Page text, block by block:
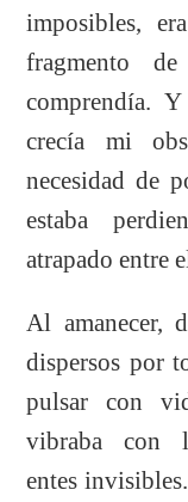
imposibles,
fragmento
comprendía.
crecía mi
necesidad de
estaba
atrapado entre
Al amanecer,
dispersos por
pulsar con
vibraba con
entes